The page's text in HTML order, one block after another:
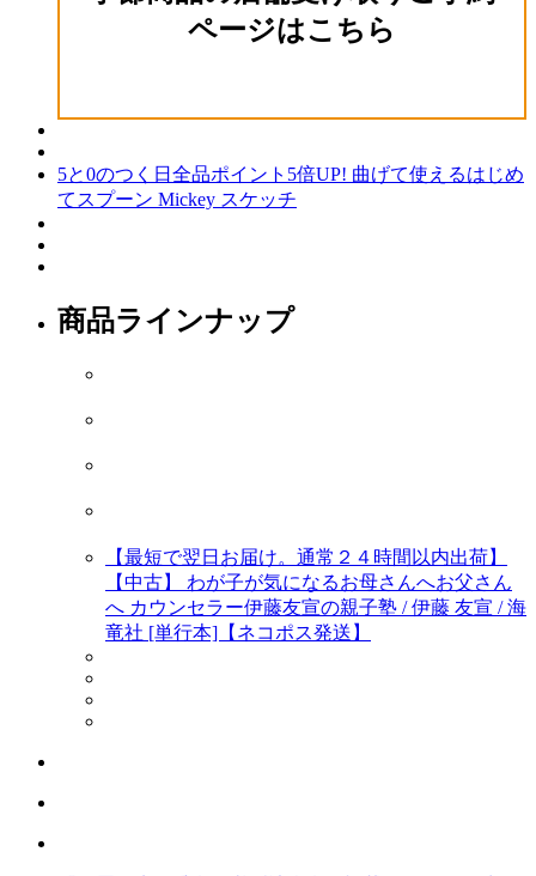
ページはこちら
5と0のつく日全品ポイント5倍UP! 曲げて使えるはじめ
てスプーン Mickey スケッチ
商品ラインナップ
【最短で翌日お届け。通常２４時間以内出荷】
【中古】 わが子が気になるお母さんへお父さん
へ カウンセラー伊藤友宣の親子塾 / 伊藤 友宣 / 海
竜社 [単行本]【ネコポス発送】